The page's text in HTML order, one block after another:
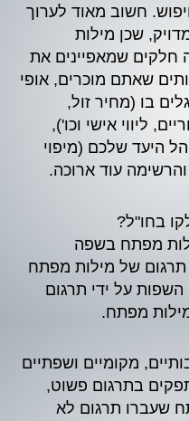
חשוב מאוד לערוך
שכן מילות
חלקים שמאפיינים את
שאתם מוכרים, אופי
בו (מחיר זול,
ליווי אישי וכו'),
היעד שלכם (מיפוי
והרשימה עוד ארוכה.
בחו"ל?
מפתח בשפה
תרגום של מילות מפתח
השפות על ידי תרגום
מפתח.
מקומיים ושפתיים
בתרגום פשוט,
שעברו תרגום לא